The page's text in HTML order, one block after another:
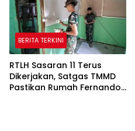
BERITA TERKINI
RTLH Sasaran 11 Terus
Dikerjakan, Satgas TMMD
Pastikan Rumah Fernando